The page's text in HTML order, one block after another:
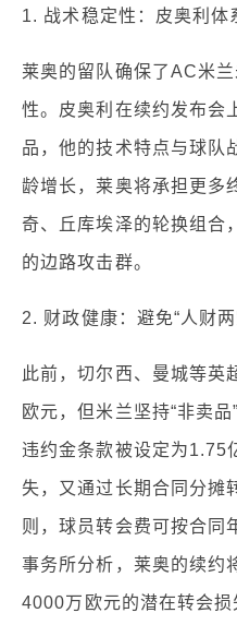
1. 战术稳定性：皮奥利体
莱奥的留队确保了AC米
性。皮奥利在续约发布会
品，他的技术特点与球队
龄增长，莱奥将承担更多
奇、丘库埃泽的轮换组合
的边路攻击群。
2. 财政健康：避免“人财
此前，切尔西、曼城等英
欧元，但米兰坚持“非卖
违约金条款被设定为1.75
失，又通过长期合同分摊
则，球员转会费可按合同
事务所分析，莱奥的续约
4000万欧元的潜在转会损